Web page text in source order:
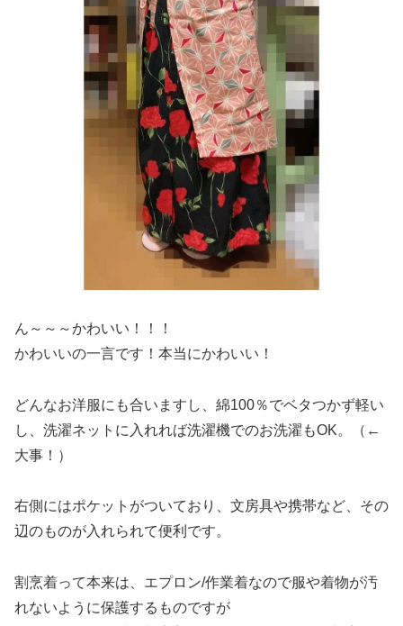
ん～～～かわいい！！！
かわいいの一言です！本当にかわいい！
どんなお洋服にも合いますし、綿100％でベタつかず軽い
し、洗濯ネットに入れれば洗濯機でのお洗濯もOK。（←
大事！）
右側にはポケットがついており、文房具や携帯など、その
辺のものが入れられて便利です。
割烹着って本来は、エプロン/作業着なので服や着物が汚
れないように保護するものですが